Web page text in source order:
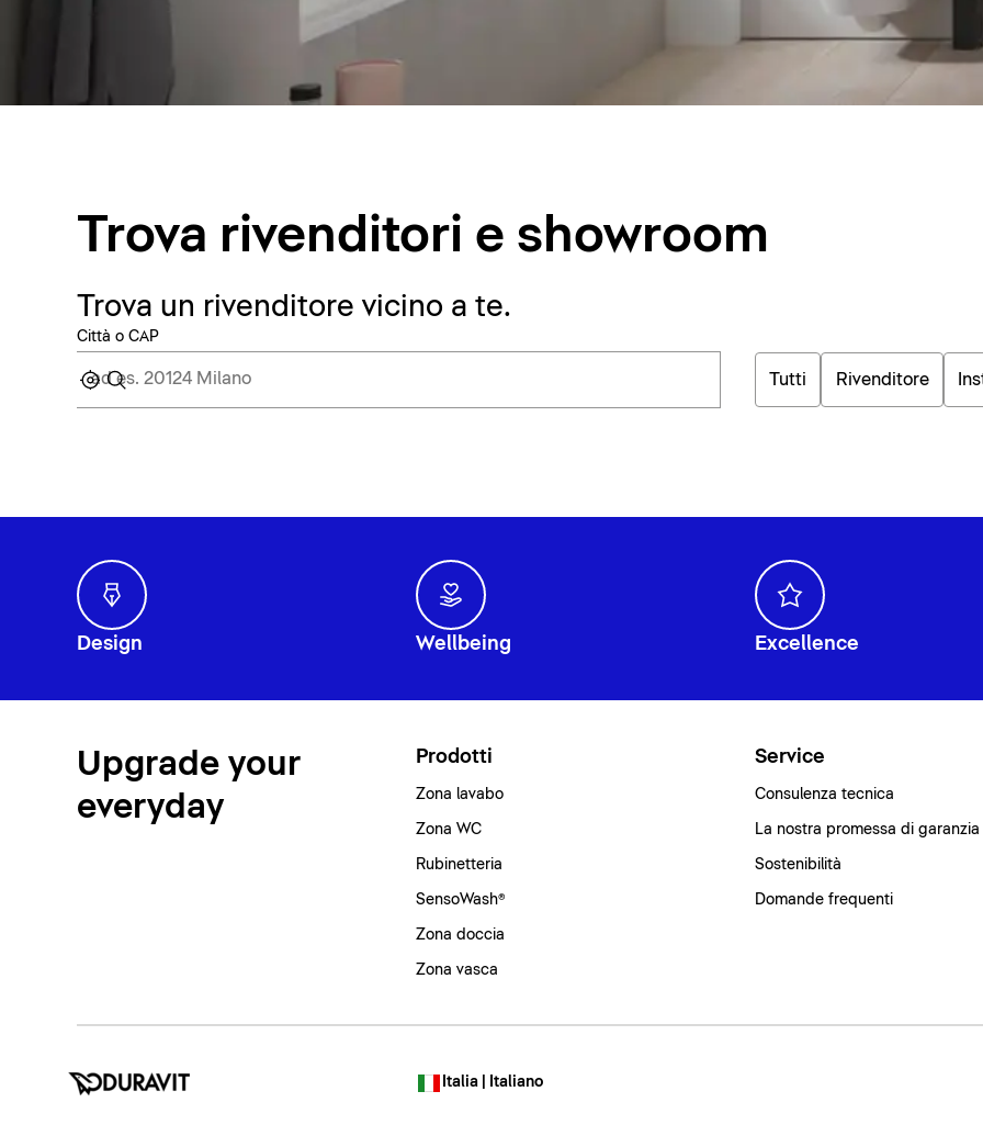
Trova rivenditori e showroom
Trova un rivenditore vicino a te.
Città o CAP
Tutti Rivenditore
Design Wellbeing Excellence
Upgrade your
everyday
Prodotti
Zona lavabo
Zona WC
Rubinetteria
SensoWash®
Zona doccia
Zona vasca
Service
Consulenza tecnica
La nostra promessa di garanzia
Sostenibilità
Domande frequenti
Italia | Italiano